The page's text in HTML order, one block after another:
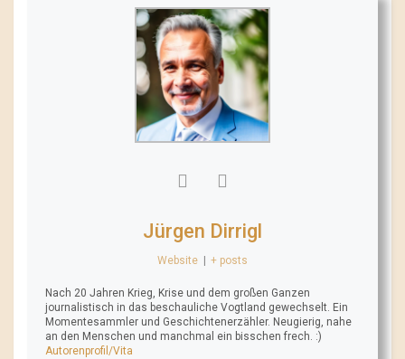
Jürgen Dirrigl
Website + posts
Nach 20 Jahren Krieg, Krise und dem großen Ganzen
journalistisch in das beschauliche Vogtland gewechselt. Ein
Momentesammler und Geschichtenerzähler. Neugierig, nahe
an den Menschen und manchmal ein bisschen frech. :)
Autorenprofil/Vita